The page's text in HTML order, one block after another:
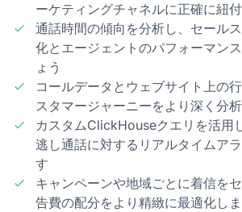
ーケティングチャネルに正確に紐
通話時間の傾向を分析し、セール
化とエージェントのパフォーマン
ょう
コールデータとウェブサイト上の
スタマージャーニーをより深く分析
カスタムClickHouseクエリを活用
逃し通話に対するリアルタイムア
す
キャンペーンや地域ごとに着信を
告費の配分をより精緻に最適化しま